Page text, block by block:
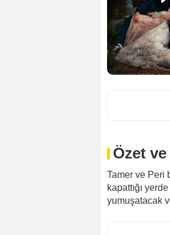
Özet
Tamer ve Peri
kapattığı
yumuşatacak